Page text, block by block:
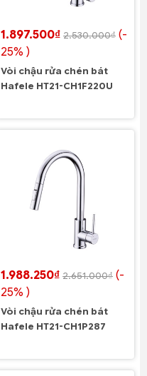
1.897.500₫ 2.530.000₫ (-
25% )
Vòi chậu rửa chén bát
Hafele HT21-CH1F220U
1.988.250₫ 2.651.000₫ (-
25% )
Vòi chậu rửa chén bát
Hafele HT21-CH1P287